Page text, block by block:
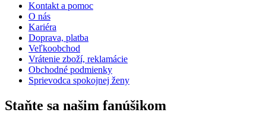
Kontakt a pomoc
O nás
Kariéra
Doprava, platba
Veľkoobchod
Vrátenie zboží, reklamácie
Obchodné podmienky
Sprievodca spokojnej ženy
Staňte sa našim fanúšikom